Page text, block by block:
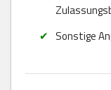
Sonstige